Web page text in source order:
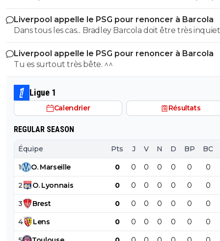
milliard tant que tu y es ! ^^
Liverpool appelle le PSG pour renoncer à Barcola
Dans tous les cas... Bradley Barcola doit être très inquiet.
qui est vraiment compréhensible lorsque l'on sait
le PSG a traiter Kylian Mbappé lorsqu'il avait voulu
PSG.
Liverpool appelle le PSG pour renoncer à Barcola
Tu es surtout très bête. ^^
Ligue 1
Calendrier Résultats
REGULAR SEASON
Équipe Pts J V N D BP BC
1 O. Marseille 0 0 0 0 0 0 0
2 O. Lyonnais 0 0 0 0 0 0 0
3 Brest 0 0 0 0 0 0 0
4 Lens 0 0 0 0 0 0 0